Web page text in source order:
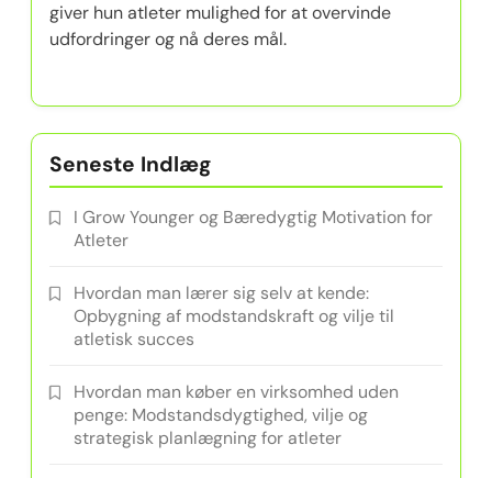
giver hun atleter mulighed for at overvinde
udfordringer og nå deres mål.
Seneste Indlæg
I Grow Younger og Bæredygtig Motivation for
Atleter
Hvordan man lærer sig selv at kende:
Opbygning af modstandskraft og vilje til
atletisk succes
Hvordan man køber en virksomhed uden
penge: Modstandsdygtighed, vilje og
strategisk planlægning for atleter